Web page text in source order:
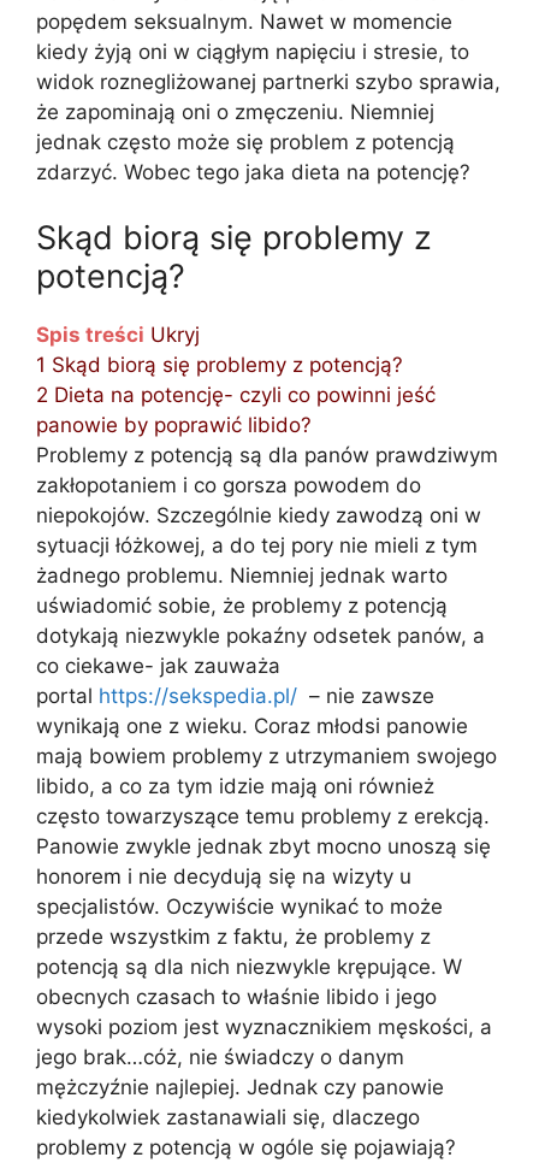
popędem seksualnym. Nawet w momencie
kiedy żyją oni w ciągłym napięciu i stresie, to
widok roznegliżowanej partnerki szybo sprawia,
że zapominają oni o zmęczeniu. Niemniej
jednak często może się problem z potencją
zdarzyć. Wobec tego jaka dieta na potencję?
Skąd biorą się problemy z
potencją?
Spis treści Ukryj
1 Skąd biorą się problemy z potencją?
2 Dieta na potencję- czyli co powinni jeść
panowie by poprawić libido?
Problemy z potencją są dla panów prawdziwym
zakłopotaniem i co gorsza powodem do
niepokojów. Szczególnie kiedy zawodzą oni w
sytuacji łóżkowej, a do tej pory nie mieli z tym
żadnego problemu. Niemniej jednak warto
uświadomić sobie, że problemy z potencją
dotykają niezwykle pokaźny odsetek panów, a
co ciekawe- jak zauważa
portal https://sekspedia.pl/ – nie zawsze
wynikają one z wieku. Coraz młodsi panowie
mają bowiem problemy z utrzymaniem swojego
libido, a co za tym idzie mają oni również
często towarzyszące temu problemy z erekcją.
Panowie zwykle jednak zbyt mocno unoszą się
honorem i nie decydują się na wizyty u
specjalistów. Oczywiście wynikać to może
przede wszystkim z faktu, że problemy z
potencją są dla nich niezwykle krępujące. W
obecnych czasach to właśnie libido i jego
wysoki poziom jest wyznacznikiem męskości, a
jego brak…cóż, nie świadczy o danym
mężczyźnie najlepiej. Jednak czy panowie
kiedykolwiek zastanawiali się, dlaczego
problemy z potencją w ogóle się pojawiają?